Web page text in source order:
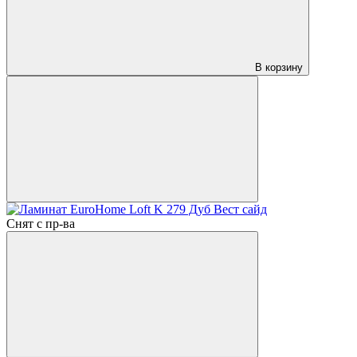
В корзину
Снят с пр-ва